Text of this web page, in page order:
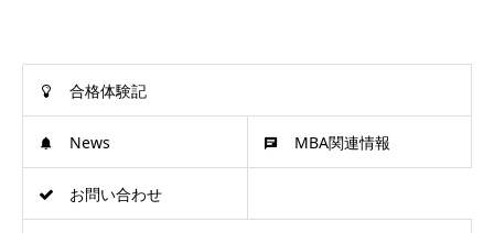
合格体験記
News MBA関連情報
お問い合わせ